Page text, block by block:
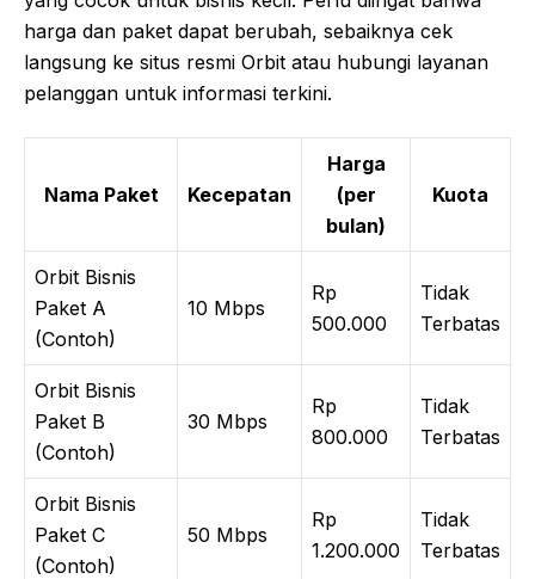
harga dan paket dapat berubah, sebaiknya cek
langsung ke situs resmi Orbit atau hubungi layanan
pelanggan untuk informasi terkini.
Nama Paket Kecepatan
Harga
(per
bulan)
Kuota
Orbit Bisnis
Paket A
(Contoh)
10 Mbps
Rp
500.000
Tidak
Terbatas
Orbit Bisnis
Paket B
(Contoh)
30 Mbps
Rp
800.000
Tidak
Terbatas
Orbit Bisnis
Paket C
(Contoh)
50 Mbps
Rp
1.200.000
Tidak
Terbatas